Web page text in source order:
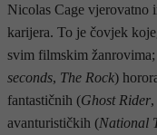
Nicolas Cage vjerovatno
karijera. To je čovjek
svim filmskim
seconds, The Rock)
fantastičnih (Ghost Rider
avanturističkih (National